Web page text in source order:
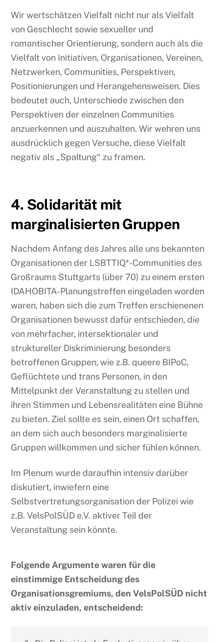
Wir wertschätzen Vielfalt nicht nur als Vielfalt
von Geschlecht sowie sexueller und
romantischer Orientierung, sondern auch als die
Vielfalt von Initiativen, Organisationen, Vereinen,
Netzwerken, Communities, Perspektiven,
Positionierungen und Herangehensweisen. Dies
bedeutet auch, Unterschiede zwischen den
Perspektiven der einzelnen Communities
anzuerkennen und auszuhalten. Wir wehren uns
ausdrücklich gegen Versuche, diese Vielfalt
negativ als „Spaltung“ zu framen.
4. Solidarität mit
marginalisierten Gruppen
Nachdem Anfang des Jahres alle uns bekannten
Organisationen der LSBTTIQ*-Communities des
Großraums Stuttgarts (über 70) zu einem ersten
IDAHOBITA-Planungstreffen eingeladen worden
waren, haben sich die zum Treffen erschienenen
Organisationen bewusst dafür entschieden, die
von mehrfacher, intersektionaler und
struktureller Diskriminierung besonders
betroffenen Gruppen, wie z.B. queere BIPoC,
Geflüchtete und trans Personen, in den
Mittelpunkt der Veranstaltung zu stellen und
ihren Stimmen und Lebensrealitäten eine Bühne
zu bieten. Ziel sollte es sein, einen Ort schaffen,
an dem sich auch besonders marginalisierte
Gruppen willkommen und sicher fühlen können.
Im Plenum wurde daraufhin intensiv darüber
diskutiert, inwiefern eine
Selbstvertretungsorganisation der Polizei wie
z.B. VelsPolSÜD e.V. aktiver Teil der
Veranstaltung sein könnte.
Folgende Argumente waren für die
einstimmige Entscheidung des
Organisationsgremiums, den VelsPolSÜD nicht
aktiv einzuladen, entscheidend: